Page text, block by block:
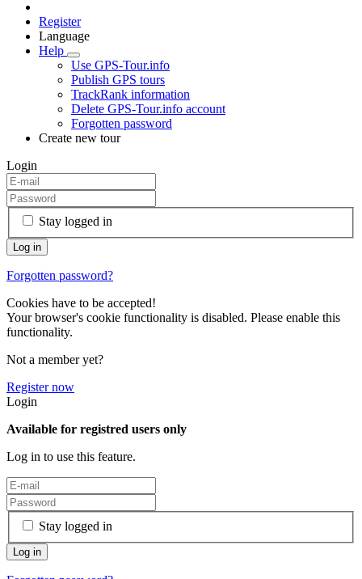
Register
Language
Help
Use GPS-Tour.info
Publish GPS tours
TrackRank information
Delete GPS-Tour.info account
Forgotten password
Create new tour
Login
Stay logged in
Forgotten password?
Cookies have to be accepted!
Your browser's cookie functionality is disabled. Please enable this
functionality.
Not a member yet?
Register now
Login
Available for registred users only
Log in to use this feature.
Stay logged in